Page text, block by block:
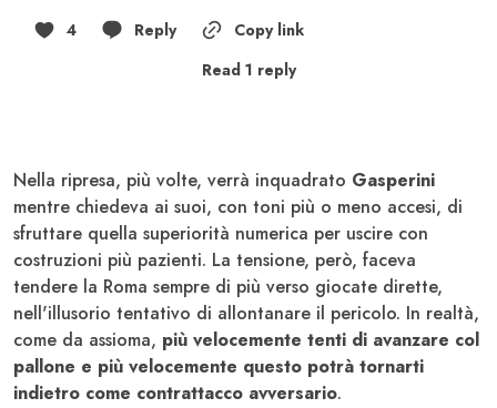
4 Reply
Copy link
Read 1 reply
Nella ripresa, più volte, verrà inquadrato Gasperini
mentre chiedeva ai suoi, con toni più o meno accesi, di
sfruttare quella superiorità numerica per uscire con
costruzioni più pazienti. La tensione, però, faceva
tendere la Roma sempre di più verso giocate dirette,
nell'illusorio tentativo di allontanare il pericolo. In realtà,
come da assioma, più velocemente tenti di avanzare col
pallone e più velocemente questo potrà tornarti
indietro come contrattacco avversario.